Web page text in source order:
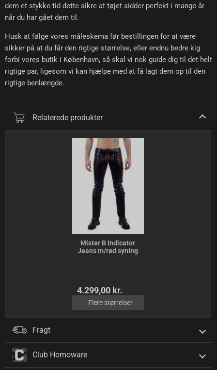
dem et stykke tid dette sikre at tøjet sidder perfekt i mange år
når du har gået dem til.
Husk at følge vores måleskema før bestillingen for at være
sikker på at du får den rigtige størrelse, eller endnu bedre kig
forbi vores butik i København, så skal vi nok guide dig til det helt
rigtige par, ligesom vi kan hjælpe med at få lagt dem op til den
rigtige benlængde.
Relaterede produkter
Mister B Indicator
Jeans m/rød syning
4.299,00 kr.
Flere størrelser
Fragt
Club Homoware